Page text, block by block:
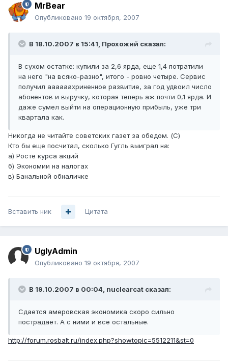
MrBear
Опубликовано 19 октября, 2007
В 18.10.2007 в 15:41, Прохожий сказал:
В сухом остатке: купили за 2,6 ярда, еще 1,4 потратили
на него "на всяко-разно", итого - ровно четыре. Сервис
получил аааааахриненное развитие, за год удвоил число
абонентов и выручку, которая теперь аж почти 0,1 ярда. И
даже сумел выйти на операционную прибыль, уже три
квартала как.
Никогда не читайте советских газет за обедом. (С)
Кто бы еще посчитал, сколько Гугль выиграл на:
а) Росте курса акций
б) Экономии на налогах
в) Банальной обналичке
Вставить ник Цитата
UglyAdmin
Опубликовано 19 октября, 2007
В 19.10.2007 в 00:04, nuclearcat сказал:
Сдается амеровская экономика скоро сильно
пострадает. А с ними и все остальные.
http://forum.rosbalt.ru/index.php?showtopic=5512211&st=0